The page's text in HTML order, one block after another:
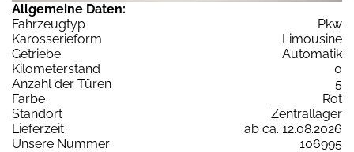
Allgemeine Daten:
Fahrzeugtyp
Pkw
Karosserieform
Limousine
Getriebe
Automatik
Kilometerstand
0
Anzahl der Türen
5
Farbe
Rot
Standort
Zentrallager
Lieferzeit
ab ca. 12.08.2026
Unsere Nummer
106995